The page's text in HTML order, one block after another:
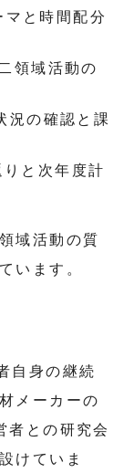
と時間配分
領域活動の
況の確認と課
と次年度計
域活動の質
います。
自身の継続
メーカーの
者との研究会
けていま